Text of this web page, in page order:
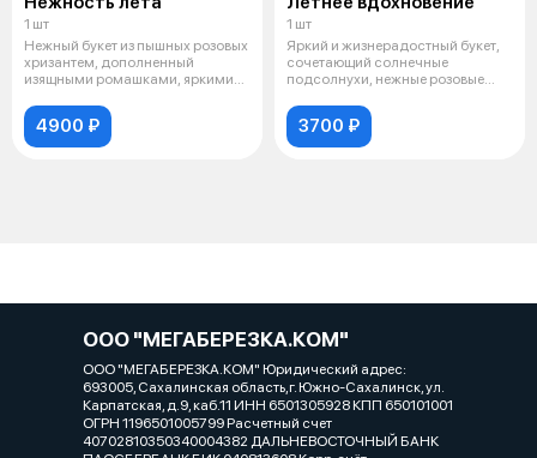
1 шт
Нежный букет из пышных розовых
хризантем, дополненный
изящными ромашками, яркими
4900 ₽
1 шт
Яркий и жизнерадостный букет,
сочетающий солнечные
подсолнухи, нежные розовые
3700 ₽
ООО "МЕГАБЕРЕЗКА.КОМ"
ООО "МЕГАБЕРЕЗКА.КОМ" Юридический адрес:
693005, Сахалинская область,г. Южно-Сахалинск, ул.
Карпатская, д.9, каб.11 ИНН 6501305928 КПП 650101001
ОГРН 1196501005799 Расчетный счет
40702810350340004382 ДАЛЬНЕВОСТОЧНЫЙ БАНК